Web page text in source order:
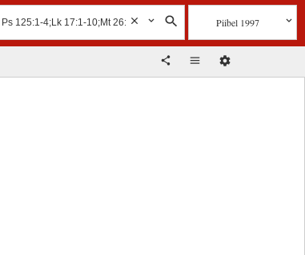
Piibel 1997